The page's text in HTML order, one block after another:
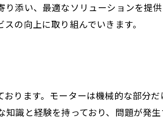
添い、最適なソリューションを提
の向上に取り組んでいきます。
ります。モーターは機械的な部分
識と経験を持っており、問題が発